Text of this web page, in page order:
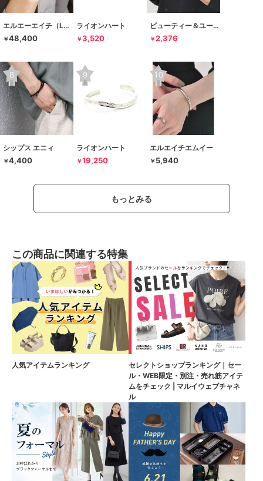
エルエーエイチ（LAH）
￥48,400
ライオンハート
￥3,520
ビューティー＆ユース ユナイテッドアローズ
￥2,376
シップス エニィ
￥4,400
ライオンハート
￥19,250
エルエイチエムイー
￥ 5,940
もっとみる
この商品に関連する特集
人気アイテムランキング
セレクトショップランキング｜セー
ル・WEB限定・別注・売れ筋アイテ
ムをチェック | マルイウェブチャネ
ル